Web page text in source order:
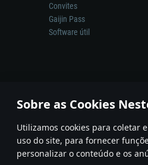
Sobre as Cookies
Utilizamos cookies para coletar
uso do site, para fornecer
personalizar o conteúdo e os
Convites
Gaijin Pass
Software útil
A reprodução de qualquer
© 2011—2026 Gaijin Games
Termos e condições